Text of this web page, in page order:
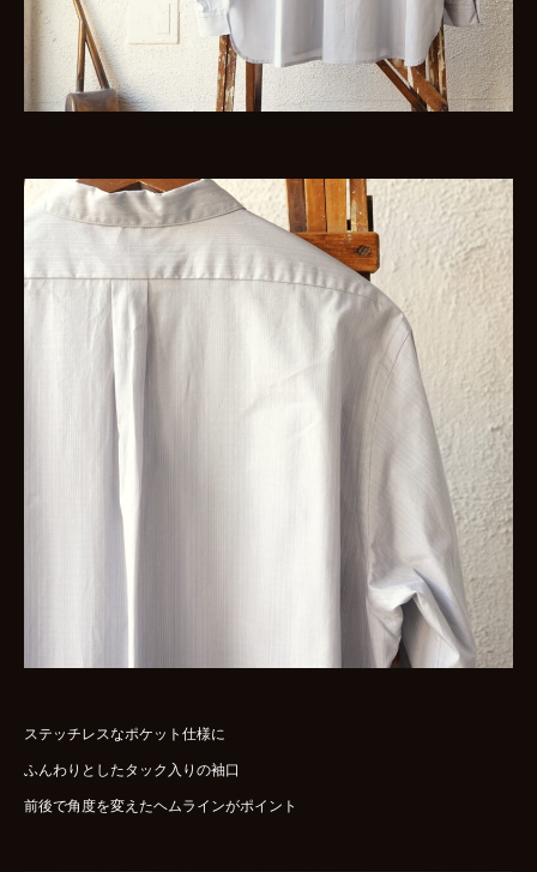
ステッチレスなポケット仕様に
ふんわりとしたタック入りの袖口
前後で角度を変えたヘムラインがポイント